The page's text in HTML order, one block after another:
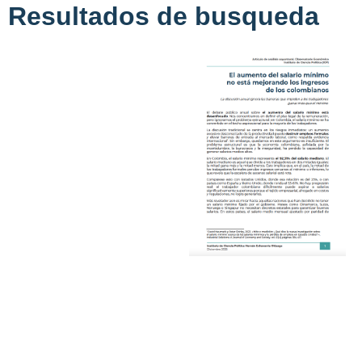
Resultados de busqueda